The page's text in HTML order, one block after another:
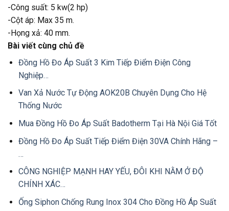
-Công suất: 5 kw(2 hp)
-Cột áp: Max 35 m.
-Họng xả: 40 mm.
Bài viết cùng chủ đề
Đồng Hồ Đo Áp Suất 3 Kim Tiếp Điểm Điện Công
Nghiệp…
Van Xả Nước Tự Động AOK20B Chuyên Dụng Cho Hệ
Thống Nước
Mua Đồng Hồ Đo Áp Suất Badotherm Tại Hà Nội Giá Tốt
Đồng Hồ Đo Áp Suất Tiếp Điểm Điện 30VA Chính Hãng –
…
CÔNG NGHIỆP MẠNH HAY YẾU, ĐÔI KHI NẰM Ở ĐỘ
CHÍNH XÁC…
Ống Siphon Chống Rung Inox 304 Cho Đồng Hồ Áp Suất